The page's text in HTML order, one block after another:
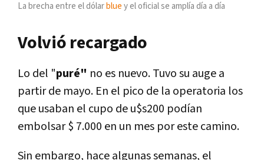
La brecha entre el dólarblue y el oficial se amplía día a día
Volvió recargado
Lo del "puré" no es nuevo. Tuvo su auge a
partir de mayo. En el pico de la operatoria los
que usaban el cupo de u$s200 podían
embolsar $ 7.000 en un mes por este camino.
Sin embargo, hace algunas semanas, el